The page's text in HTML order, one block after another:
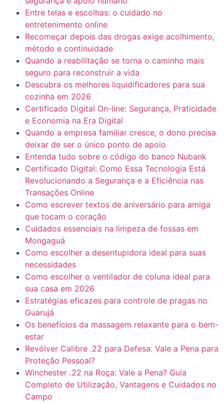
Entre telas e escolhas: o cuidado no
entretenimento online
Recomeçar depois das drogas exige acolhimento,
método e continuidade
Quando a reabilitação se torna o caminho mais
seguro para reconstruir a vida
Descubra os melhores liquidificadores para sua
cozinha em 2026
Certificado Digital On-line: Segurança, Praticidade
e Economia na Era Digital
Quando a empresa familiar cresce, o dono precisa
deixar de ser o único ponto de apoio
Entenda tudo sobre o código do banco Nubank
Certificado Digital: Como Essa Tecnologia Está
Revolucionando a Segurança e a Eficiência nas
Transações Online
Como escrever textos de aniversário para amiga
que tocam o coração
Cuidados essenciais na limpeza de fossas em
Mongaguá
Como escolher a desentupidora ideal para suas
necessidades
Como escolher o ventilador de coluna ideal para
sua casa em 2026
Estratégias eficazes para controle de pragas no
Guarujá
Os benefícios da massagem relaxante para o bem-
estar
Revólver Calibre .22 para Defesa: Vale a Pena para
Proteção Pessoal?
Winchester .22 na Roça: Vale a Pena? Guia
Completo de Utilização, Vantagens e Cuidados no
Campo